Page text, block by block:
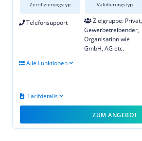
Zertifizierungstyp Validierungstyp
Telefonsupport
Zielgruppe: Privat,
Gewerbetreibender,
Organisation wie
GmbH, AG etc.
Alle Funktionen
Tarifdetails
ZUM ANGEBOT